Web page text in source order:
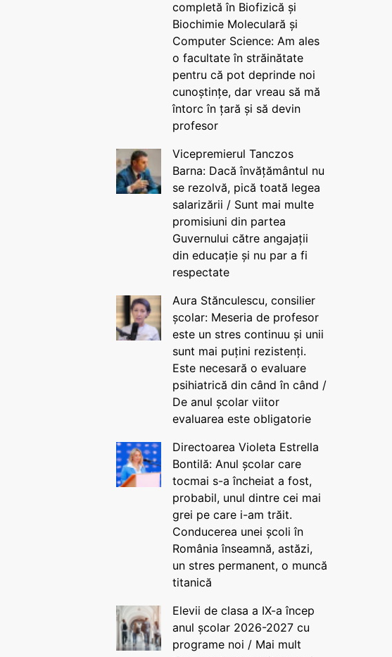
completă în Biofizică și
Biochimie Moleculară și
Computer Science: Am ales
o facultate în străinătate
pentru că pot deprinde noi
cunoștințe, dar vreau să mă
întorc în țară și să devin
profesor
Vicepremierul Tanczos
Barna: Dacă învățământul nu
se rezolvă, pică toată legea
salarizării / Sunt mai multe
promisiuni din partea
Guvernului către angajații
din educație și nu par a fi
respectate
Aura Stănculescu, consilier
școlar: Meseria de profesor
este un stres continuu și unii
sunt mai puțini rezistenți.
Este necesară o evaluare
psihiatrică din când în când /
De anul școlar viitor
evaluarea este obligatorie
Directoarea Violeta Estrella
Bontilă: Anul școlar care
tocmai s-a încheiat a fost,
probabil, unul dintre cei mai
grei pe care i-am trăit.
Conducerea unei școli în
România înseamnă, astăzi,
un stres permanent, o muncă
titanică
Elevii de clasa a IX-a încep
anul școlar 2026-2027 cu
programe noi / Mai mult